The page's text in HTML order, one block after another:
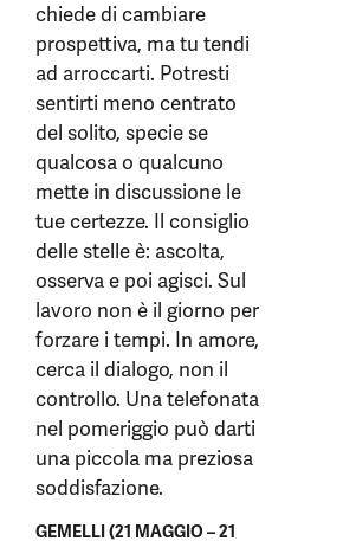
chiede di cambiare
prospettiva, ma tu tendi
ad arroccarti. Potresti
sentirti meno centrato
del solito, specie se
qualcosa o qualcuno
mette in discussione le
tue certezze. Il consiglio
delle stelle è: ascolta,
osserva e poi agisci. Sul
lavoro non è il giorno per
forzare i tempi. In amore,
cerca il dialogo, non il
controllo. Una telefonata
nel pomeriggio può darti
una piccola ma preziosa
soddisfazione.
GEMELLI (21 MAGGIO – 21